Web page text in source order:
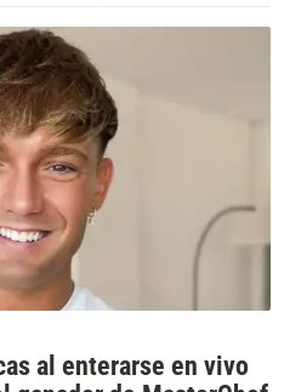
al enterarse en vivo